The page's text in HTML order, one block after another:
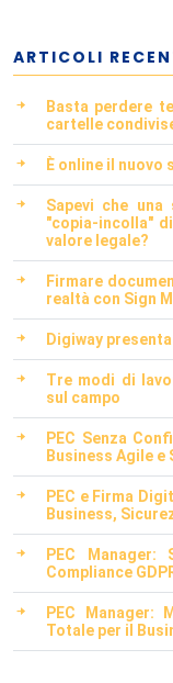
ARTICOLI
Basta perdere
cartelle
È online il nuovo
Sapevi che
"copia-incolla"
valore legale?
Firmare
realtà con Sign
Digiway
Tre modi di
sul campo
PEC Senza
Business Agile e
PEC e Firma
Business,
PEC
Compliance
PEC Manager:
Totale per il